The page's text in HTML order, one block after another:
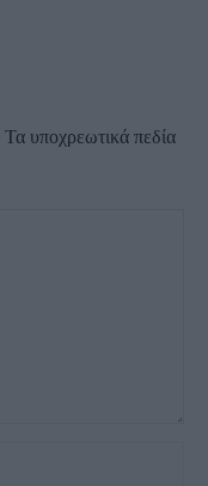
Τα υποχρεωτικά πεδία